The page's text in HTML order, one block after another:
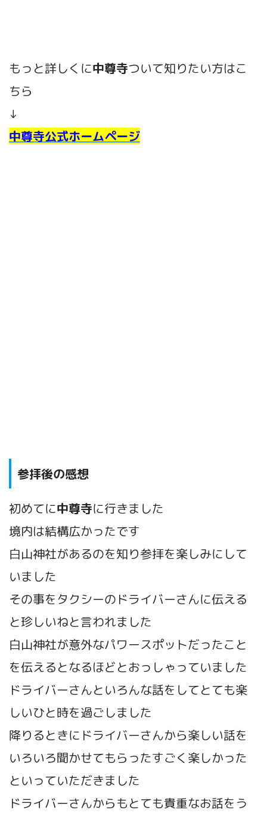
もっと詳しく に中尊寺ついて知りたい方はこ
ちら
↓
中尊寺公式ホームページ
参拝後の感想
初めてに中尊寺に行きました
境内は結構広かったです
白山神社があるのを知り参拝を楽しみにして
いました
その事をタクシーのドライバーさんに伝える
と珍しいねと言われました
白山神社が意外なパワースポットだったこと
を伝えるとなるほどとおっしゃっていました
ドライバーさんといろんな話をしてとても楽
しいひと時を過ごしました
降りるときにドライバーさんから楽しい話を
いろいろ聞かせてもらったすごく楽しかった
といっていただきました
ドライバーさんからもとても貴重なお話をう